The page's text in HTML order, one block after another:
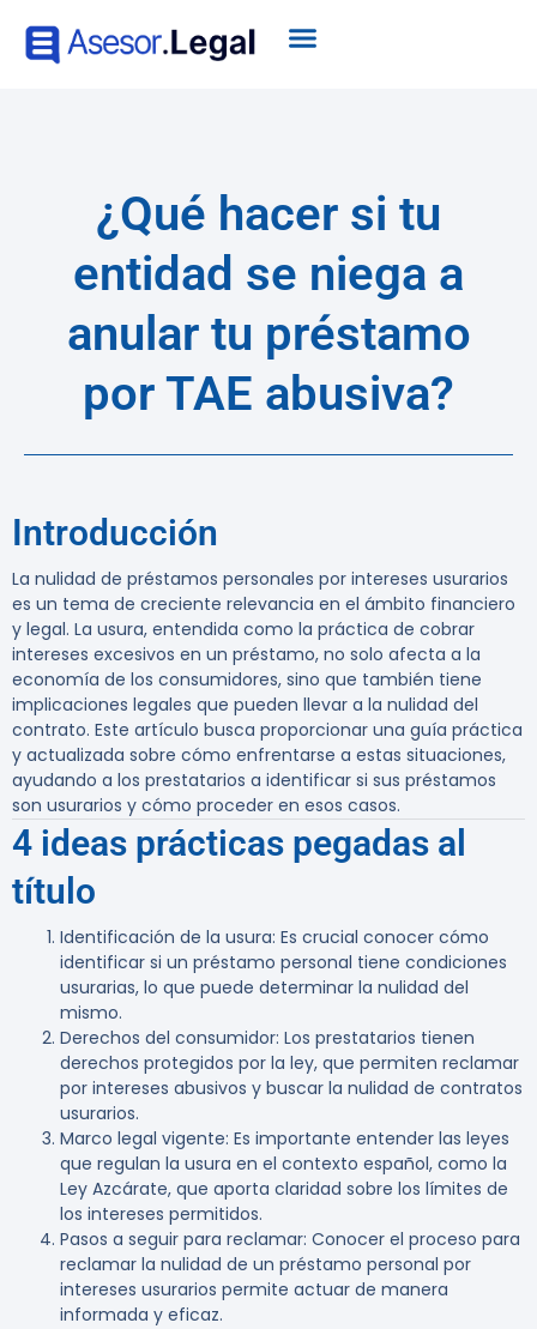
¿Qué hacer si tu
entidad se niega a
anular tu préstamo
por TAE abusiva?
Introducción
La nulidad de préstamos personales por intereses usurarios
es un tema de creciente relevancia en el ámbito financiero
y legal. La usura, entendida como la práctica de cobrar
intereses excesivos en un préstamo, no solo afecta a la
economía de los consumidores, sino que también tiene
implicaciones legales que pueden llevar a la nulidad del
contrato. Este artículo busca proporcionar una guía práctica
y actualizada sobre cómo enfrentarse a estas situaciones,
ayudando a los prestatarios a identificar si sus préstamos
son usurarios y cómo proceder en esos casos.
4 ideas prácticas pegadas al
título
Identificación de la usura: Es crucial conocer cómo
identificar si un préstamo personal tiene condiciones
usurarias, lo que puede determinar la nulidad del
mismo.
Derechos del consumidor: Los prestatarios tienen
derechos protegidos por la ley, que permiten reclamar
por intereses abusivos y buscar la nulidad de contratos
usurarios.
Marco legal vigente: Es importante entender las leyes
que regulan la usura en el contexto español, como la
Ley Azcárate, que aporta claridad sobre los límites de
los intereses permitidos.
Pasos a seguir para reclamar: Conocer el proceso para
reclamar la nulidad de un préstamo personal por
intereses usurarios permite actuar de manera
informada y eficaz.